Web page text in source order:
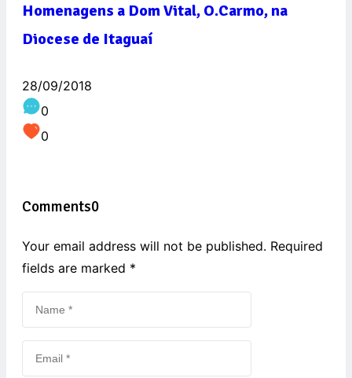
Homenagens a Dom Vital, O.Carmo, na
Diocese de Itaguaí
28/09/2018
0
0
Comments0
Your email address will not be published. Required
fields are marked *